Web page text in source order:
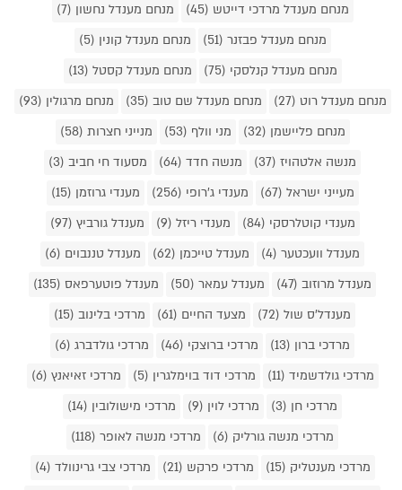
מנחם מענדל מרדכי דייטש (45)
מנחם מענדל נחשון (7)
מנחם מענדל פבזנר (51)
מנחם מענדל קונין (5)
מנחם מענדל קנלסקי (75)
מנחם מענדל קסטל (13)
מנחם מענדל רוט (27)
מנחם מענדל שם טוב (35)
מנחם מרגולין (93)
מנחם פליישמן (32)
מני וולף (53)
מנייני חצרות (58)
מנשה אלטהויז (37)
מנשה חדד (64)
מסעוד חי חביב (3)
מעייני ישראל (67)
מענדי ג'רופי (256)
מענדי גרוזמן (15)
מענדי קוטלרסקי (84)
מענדי ריזל (9)
מענדל גורביץ (97)
מענדל וועכטער (4)
מענדל טייכמן (62)
מענדל טננבוים (6)
מענדל מרוזוב (47)
מענדל עמאר (50)
מענדל פוטערפאס (135)
מענדל'ס שול (72)
מצעד החיים (61)
מרדכי בלינוב (15)
מרדכי ברון (13)
מרדכי ברוצקי (46)
מרדכי גולדברג (6)
מרדכי גולדשמיד (11)
מרדכי דוד בוימלגרין (5)
מרדכי זאיאנץ (6)
מרדכי חן (3)
מרדכי לוין (9)
מרדכי מישולובין (14)
מרדכי מנשה גורליק (6)
מרדכי מנשה לאופר (118)
מרדכי מענטליק (15)
מרדכי פרקש (21)
מרדכי צבי גרינוולד (4)